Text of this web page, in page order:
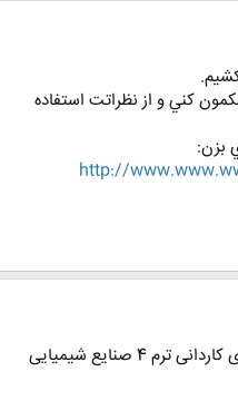
كني و از نظراتت استفاده
بزن:
http://
من مهسا 20ساله از کرمانشاه .دانشجوی کاردانی ترم 4 صنایع شیمیایی